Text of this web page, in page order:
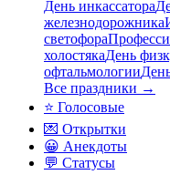
День инкассатора
железнодорожника
светофора
холостякаДень
офтальмологии
Все праздники →
⭐ Голосовые
💌 Открытки
😀 Анекдоты
💬 Статусы